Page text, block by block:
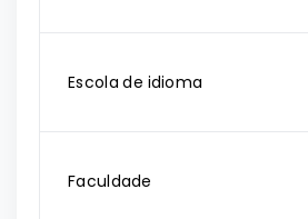
Escola de idioma
Faculdade